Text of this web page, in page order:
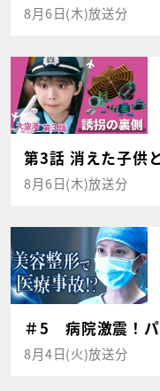
8月6日(木)放送分
第3話 消えた子供
8月6日(木)放送分
＃5 病院激震！
8月4日(火)放送分